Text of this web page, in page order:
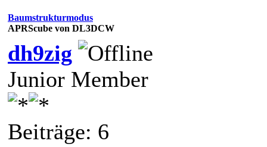
Baumstrukturmodus
APRScube von DL3DCW
dh9zig
Junior Member
Beiträge: 6